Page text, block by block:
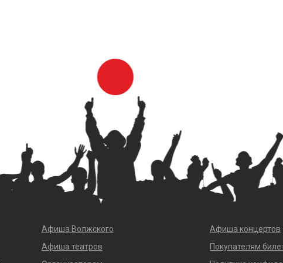
Афиша Волжского
Афиша концертов
Афиша театров
Покупателям